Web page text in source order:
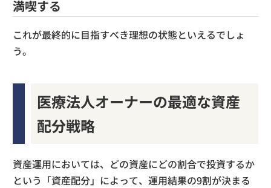
満喫する
これが最終的に目指すべき理想の状態といえるでしょ
う。
医療法人オーナーの最適な資産
配分戦略
資産運用においては、どの資産にどの割合で投資するか
という「資産配分」によって、運用結果の9割が決まる